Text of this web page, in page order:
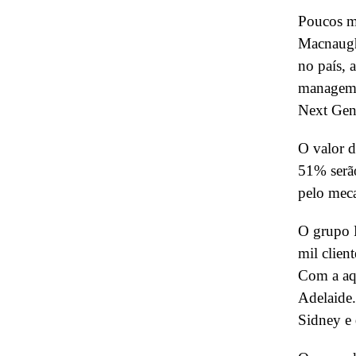
Poucos
no país,
Next
O valor
51%
pelo
O grupo
mil
Com a
Sidney e